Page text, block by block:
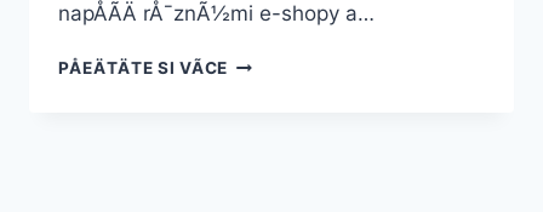
napÅÃ­Ä rÅ¯znÃ½mi e-shopy a…
PÅEÄTÄTE SI VÃ­CEKDE